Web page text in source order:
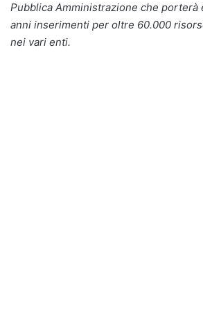
Pubblica Amministrazione che
anni inserimenti per oltre 60.000
nei vari enti.